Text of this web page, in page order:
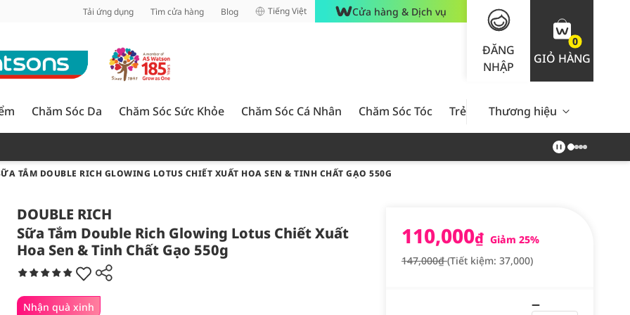
Tải ứng dụng Tìm cửa hàng Blog Tiếng Việt Cửa hàng & Dịch vụ
ĐĂNG
NHẬP
0
GIỎ HÀNG
Chăm Sóc Da Chăm Sóc Sức Khỏe Chăm Sóc Cá Nhân Chăm Sóc Tóc Trẻ Em Nam Giới Chăm Sóc
Thương hiệu
TẮM DOUBLE RICH GLOWING LOTUS CHIẾT XUẤT HOA SEN & TINH CHẤT GẠO 550G
DOUBLE RICH
Sữa Tắm Double Rich Glowing Lotus Chiết Xuất
Hoa Sen & Tinh Chất Gạo 550g
Nhận quà xinh
110,000₫ Giảm 25%
147,000₫(Tiết kiệm: 37,000)